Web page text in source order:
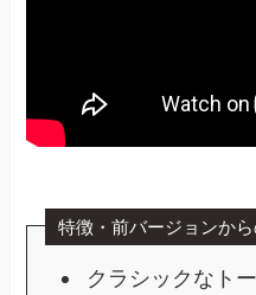
特徴・前バージョンか
クラシックなト